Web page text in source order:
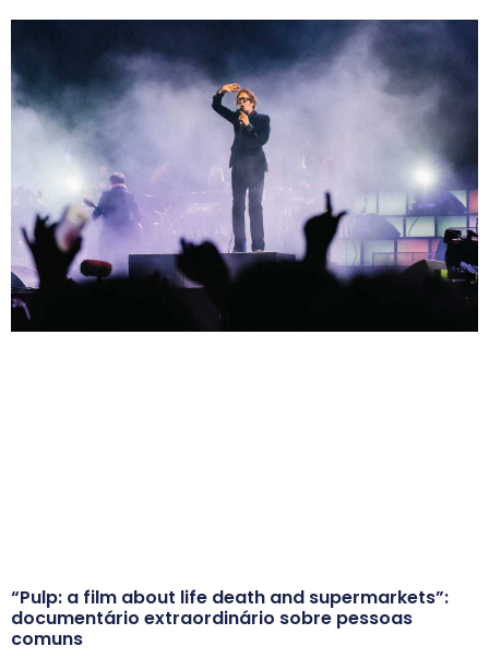
“Pulp: a film about life death and supermarkets”:
documentário extraordinário sobre pessoas
comuns